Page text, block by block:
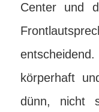
Center und
körperhaft
dünn, nicht